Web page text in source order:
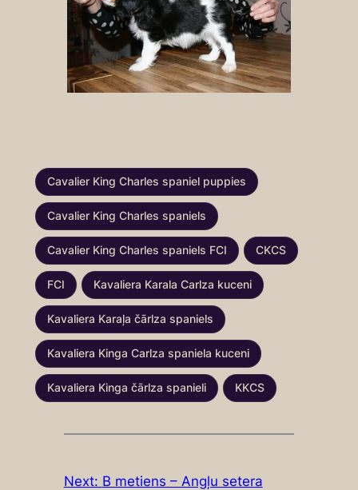
Cavalier King Charles spaniel puppies
Cavalier King Charles spaniels
Cavalier King Charles spaniels FCI CKCS
FCI Kavaliera Karala Carlza kuceni
Kavaliera Karaļa čārlza spaniels
Kavaliera Kinga Carlza spaniela kuceni
Kavaliera Kinga čārlza spanieli KKCS
Next: B metiens – Angļu setera